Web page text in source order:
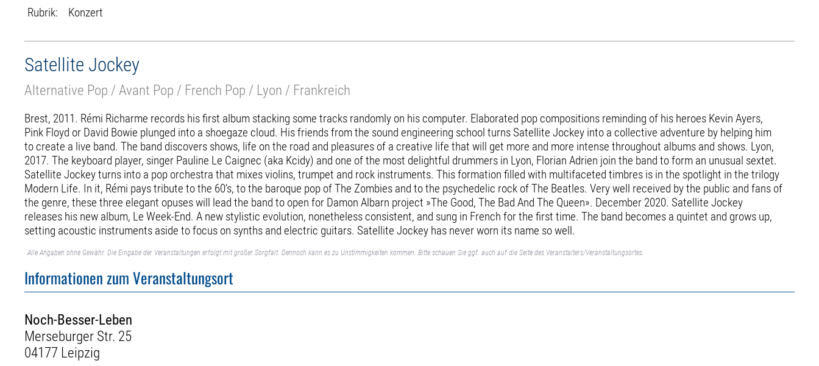
Rubrik:
Konzert
Satellite Jockey
Alternative Pop / Avant Pop / French Pop / Lyon / Frankreich
Brest, 2011. Rémi Richarme records his first album stacking some tracks randomly on his computer. Elaborated pop compositions reminding of his heroes Kevin Ayers,
Pink Floyd or David Bowie plunged into a shoegaze cloud. His friends from the sound engineering school turns Satellite Jockey into a collective adventure by helping him
to create a live band. The band discovers shows, life on the road and pleasures of a creative life that will get more and more intense throughout albums and shows. Lyon,
2017. The keyboard player, singer Pauline Le Caignec (aka Kcidy) and one of the most delightful drummers in Lyon, Florian Adrien join the band to form an unusual sextet.
Satellite Jockey turns into a pop orchestra that mixes violins, trumpet and rock instruments. This formation filled with multifaceted timbres is in the spotlight in the trilogy
Modern Life. In it, Rémi pays tribute to the 60’s, to the baroque pop of The Zombies and to the psychedelic rock of The Beatles. Very well received by the public and fans of
the genre, these three elegant opuses will lead the band to open for Damon Albarn project »The Good, The Bad And The Queen». December 2020. Satellite Jockey
releases his new album, Le Week-End. A new stylistic evolution, nonetheless consistent, and sung in French for the first time. The band becomes a quintet and grows up,
setting acoustic instruments aside to focus on synths and electric guitars. Satellite Jockey has never worn its name so well.
Alle Angaben ohne Gewähr. Die Eingabe der Veranstaltungen erfolgt mit großer Sorgfalt. Dennoch kann es zu Unstimmigkeiten kommen. Bitte schauen Sie ggf. auch auf die Seite des Veranstalters/Veranstaltungsortes.
Informationen zum Veranstaltungsort
Noch-Besser-Leben
Merseburger Str. 25
04177 Leipzig